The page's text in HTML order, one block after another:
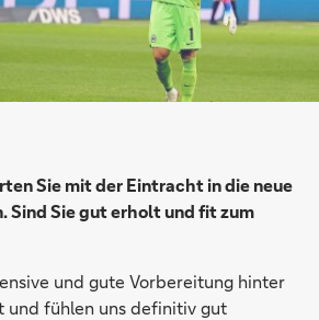
Sie mit der Eintracht in die neue
Sind Sie gut erholt und fit zum
und gute Vorbereitung hinter
und fühlen uns definitiv gut